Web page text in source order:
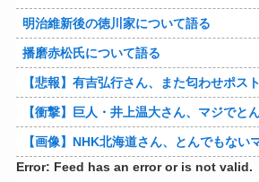
明治維新後の徳川家について語る
播磨赤松氏について語る
【悲報】有吉弘行さん、また匂わせポスト
【衝撃】巨人・井上温大さん、マジでと
【画像】NHK北海道さん、とんでもないマシュマロ女子をキャスタ
Error: Feed has an error or is not valid.